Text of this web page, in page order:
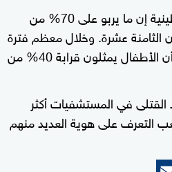
وتقول وزارة الصحة الفلسطينية إن ما يربو على 70% من
الثامنة عشرة. وخلال معظم فترة
الصراع، أظهرت الإحصاءات أن الأطفال يمثلون قرابة 40% من
في المستشفيات أكثر
التعرف على هوية العديد منهم